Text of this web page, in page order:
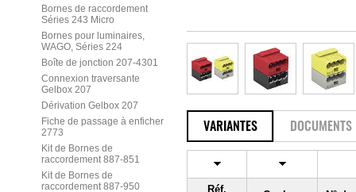
Bornes de raccordement
Séries 243 Micro
Bornes pour luminaires,
WAGO, Séries 224
Boîte de jonction 207-4301
Connexion traversante
Gelbox 207
Dérivation Gelbox 207
Fiche de passage à enficher
2773
Kit de Bornes de
raccordement 887-851
Kit de Bornes de
raccordement 887-950
VARIANTES DOCUMENTS
Réf.